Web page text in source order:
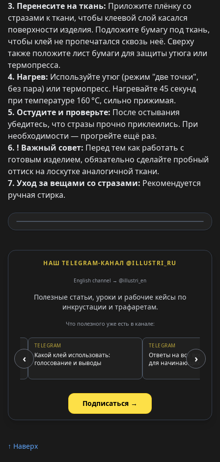
3. Перенесите на ткань: Приложите плёнку со
стразами к ткани, чтобы клеевой слой касался
поверхности изделия. Подложите бумагу под ткань,
чтобы клей не пропечатался сквозь неё. Сверху
также положите лист бумаги для защиты утюга или
термопресса.
4. Нагрев: Используйте утюг (режим "две точки",
без пара) или термопресс. Нагревайте 45 секунд
при температуре 160 °C, сильно прижимая.
5. Остудите и проверьте: После остывания
убедитесь, что стразы прочно приклеились. При
необходимости — прогрейте ещё раз.
6. ! Важный совет: Перед тем как работать с
готовым изделием, обязательно сделайте пробный
оттиск на лоскутке аналогичной ткани.
7. Уход за вещами со стразами: Рекомендуется
ручная стирка.
НАШ TELEGRAM-КАНАЛ @ILLUSTRI_RU
English channel → @illustri_en
Полезные статьи, уроки и рабочие кейсы по
инкрустации и трафаретам.
Что полезного уже есть в канале:
‹
TELEGRAM
Какой клей использовать:
голосование и выводы
TELEGRAM
Ответы на все вопросы о
для начинающих
›
Подписаться →
↑ Наверх